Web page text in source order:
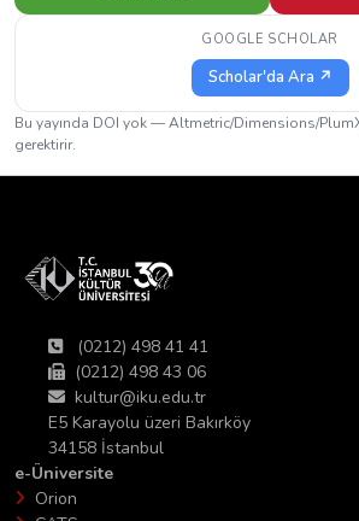
GOOGLE SCHOLAR
Scholar'da Ara ↗
Bu yayında DOI yok — Altmetric/Dimensions/
gerektirir.
(0212) 498 41 41
(0212) 498 43 06
kultur@iku.edu.tr
E5 Karayolu üzeri Bakırköy
34158 İstanbul
e-Üniversite
Orion